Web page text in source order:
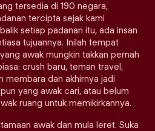
tersedia di 190 negara,
tercipta sejak kami
setiap padanan itu, ada insan
tujuannya. Inilah tempat
awak mungkin takkan pernah
crush baru, teman travel,
membara dan akhirnya jadi
yang awak cari, atau belum
ruang untuk memikirkannya.
awak dan mula leret. Suka